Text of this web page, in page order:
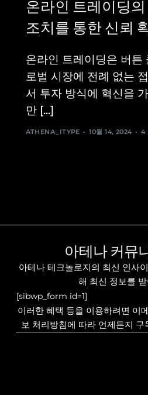
온라인 트레이딩
조치를 통한 신뢰
온라인 트레이딩은 버튼
로벌 시장에 전례 없는
서 투자 방식에 혁신을
만 [...]
ATHENA_ITYPE 10월 14, 2024 4
아테나 커뮤
아테나 테크놀로지의 최신 인사
해 최신 정보를
[sibwp_form id=1]
이러한 혜택 등을 이용하려면 이
보 처리방침에 따라 언제든지